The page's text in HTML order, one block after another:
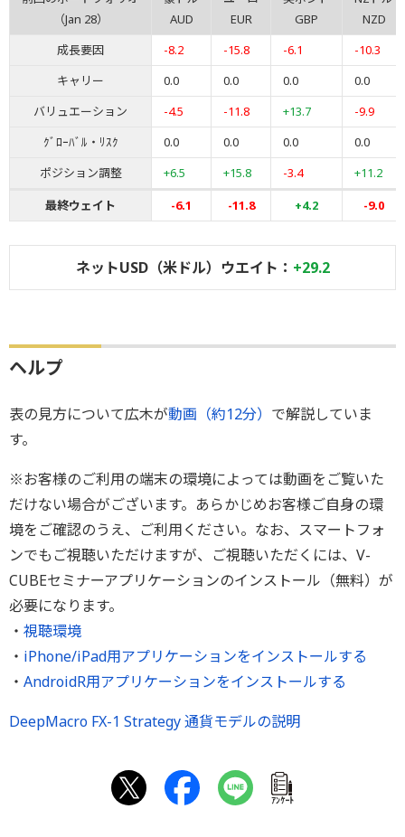
（Jan 28）
AUD
EUR
GBP
NZD
成長要因
-8.2 -15.8 -6.1
-10.3
キャリー
0.0 0.0 0.0
0.0
バリュエーション
-4.5 -11.8 +13.7
-9.9
ｸﾞﾛｰﾊﾞﾙ・ﾘｽｸ
0.0 0.0 0.0
0.0
ポジション調整
+6.5 +15.8 -3.4
+11.2
最終ウェイト
-6.1 -11.8 +4.2 -9.0
ネットUSD（米ドル）ウエイト： +29.2
ヘルプ
表の見方について広木が動画（約12分） で解説していま
す。
※お客様のご利用の端末の環境によっては動画をご覧いた
だけない場合がございます。あらかじめお客様ご自身の環
境をご確認のうえ、ご利用ください。なお、スマートフォ
ンでもご視聴いただけますが、ご視聴いただくには、V-
CUBEセミナーアプリケーションのインストール（無料）が
必要になります。
・ 視聴環境
・ iPhone/iPad用アプリケーションをインストールする
・ AndroidR用アプリケーションをインストールする
DeepMacro FX-1 Strategy 通貨モデルの説明
ｱﾝｹｰﾄ